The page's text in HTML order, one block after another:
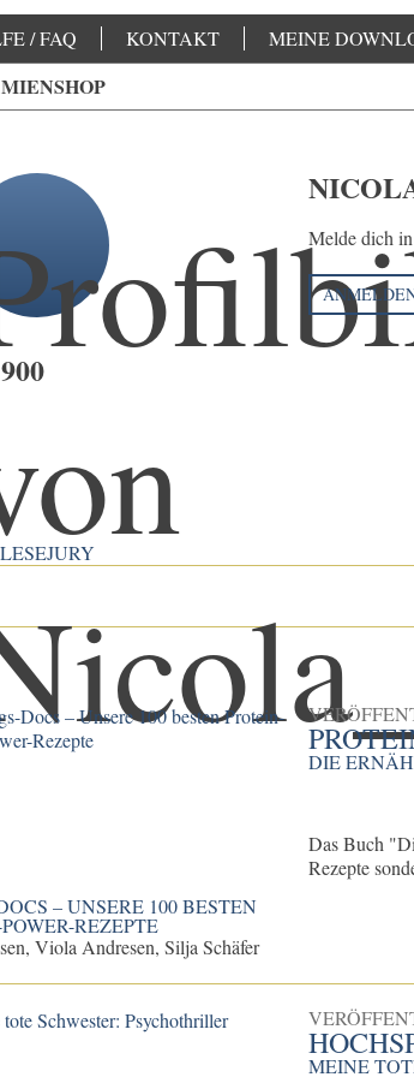
/ FAQ KONTAKT MEINE
Melde dich
– UNSERE 100 BESTEN
REZEPTE
Viola Andresen, Silja Schäfer
DIE
Das Buch
Rezepte
MEINE